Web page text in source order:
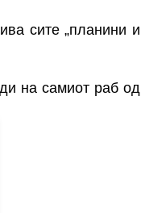
сите „планини и
на самиот раб од